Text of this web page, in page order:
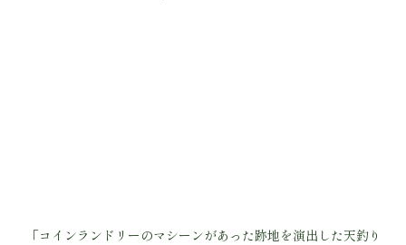
「コインランドリーのマシーンがあった跡地を演出した天釣り